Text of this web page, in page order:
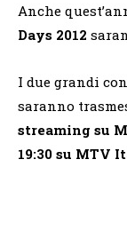
Anche
Days 2012
I due grandi
saranno
streaming su
19:30 su MTV